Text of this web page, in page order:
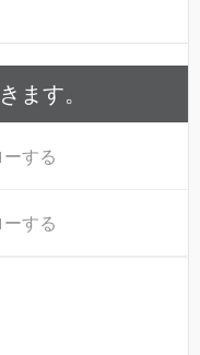
ます。
する
する